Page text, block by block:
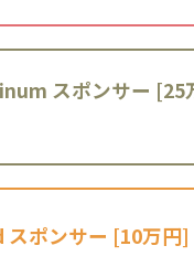
スポンサー [25
スポンサー [10万円]